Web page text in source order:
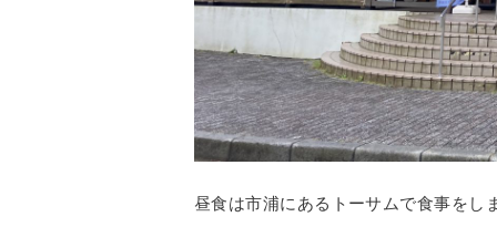
昼食は市浦にあるトーサムで食事をし